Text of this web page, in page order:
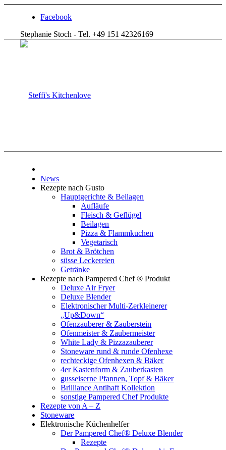
Facebook
Stephanie Stoch - Tel. +49 151 42326169
News
Rezepte nach Gusto
Hauptgerichte & Beilagen
Aufläufe
Fleisch & Geflügel
Beilagen
Pizza & Flammkuchen
Vegetarisch
Brot & Brötchen
süsse Leckereien
Getränke
Rezepte nach Pampered Chef ® Produkt
Deluxe Air Fryer
Deluxe Blender
Elektronischer Multi-Zerkleinerer
„Up&Down“
Ofenzauberer & Zauberstein
Ofenmeister & Zaubermeister
White Lady & Pizzazauberer
Stoneware rund & runde Ofenhexe
rechteckige Ofenhexen & Bäker
4er Kastenform & Zauberkasten
gusseiserne Pfannen, Topf & Bäker
Brilliance Antihaft Kollektion
sonstige Pampered Chef Produkte
Rezepte von A – Z
Stoneware
Elektronische Küchenhelfer
Der Pampered Chef® Deluxe Blender
Rezepte